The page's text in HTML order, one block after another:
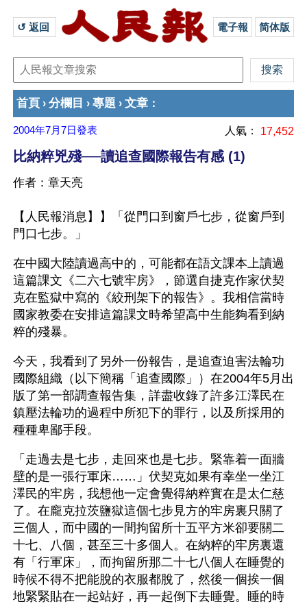
↺ 返回 電子報 简体版
首頁 › 分欄目 › 專題 › 文章 ：
2004年7月7日發表 人氣： 17,452
比納粹兇殘──讀追查國際報告有感 (1)
作者：章天亮
【人民報消息】】「從門口到窗戶七步，從窗戶到
門口七步。」
在中國大陸讀過高中的，可能都在語文課本上讀過
這篇課文《二六七號牢房》，節選自捷克作家伏契
克在監獄中寫的《絞刑架下的報告》。我相信當時
國家教委在安排這篇課文時希望高中生能夠看到納
粹的殘暴。
今天，我看到了另外一份報告，是追查迫害法輪功
國際組織（以下簡稱「追查國際」）在2004年5月出
版了第一部調查報告集，詳盡收錄了許多江澤民在
鎮壓法輪功的過程中所犯下的罪行，以及所採用的
種種卑鄙手段。
「走過去是七步，走回來也是七步。緊靠着一面牆
壁的是一張行軍床……」伏契克如果有幸坐一坐江
澤民的牢房，我想他一定會覺得納粹實在是太仁慈
了。在龐克拉茨鹽獄這個七步見方的牢房裏只關了
三個人，而中國的一間拘留所十五平方米卻要關二
十七、八個，甚至三十多個人。在納粹的牢房裏還
有「行軍床」，而拘留所那二十七八個人在睡覺的
時候不得不把能脫的衣服都脫了，然後一個挨一個
地緊緊貼在一起站好，再一起倒下去睡覺。睡的時